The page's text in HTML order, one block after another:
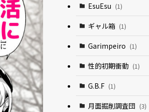
EsuEsu (1)
ギャル箱 (1)
Garimpeiro (1)
性的初期衝動 (1)
G.B.F (1)
月面掘削調査団 (3)